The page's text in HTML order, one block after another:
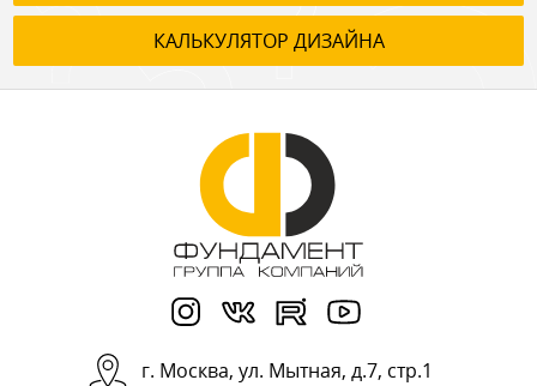
КАЛЬКУЛЯТОР ДИЗАЙНА
г. Москва, ул. Мытная, д.7, стр.1